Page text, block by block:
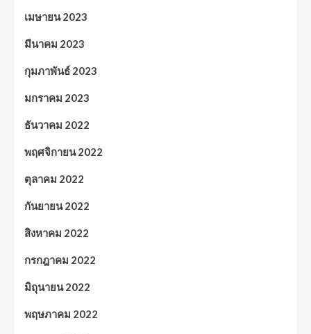
เมษายน 2023
มีนาคม 2023
กุมภาพันธ์ 2023
มกราคม 2023
ธันวาคม 2022
พฤศจิกายน 2022
ตุลาคม 2022
กันยายน 2022
สิงหาคม 2022
กรกฎาคม 2022
มิถุนายน 2022
พฤษภาคม 2022